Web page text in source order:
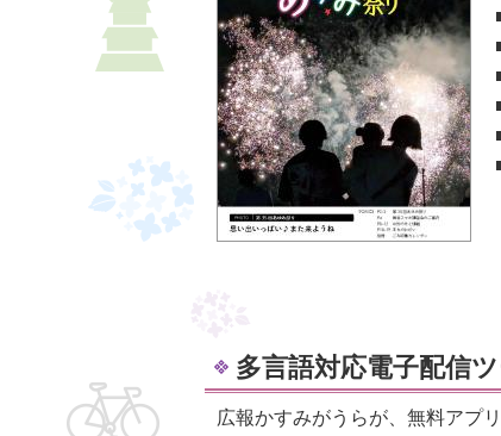
多言語対応電子配信
広報かすみがうらが、無料アプ